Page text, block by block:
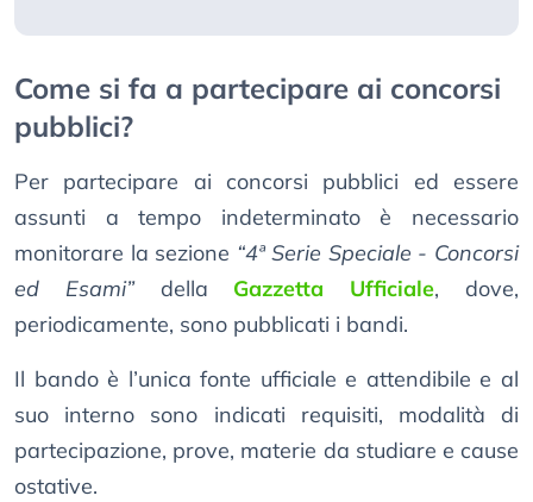
Come si fa a partecipare ai concorsi
pubblici?
Per partecipare ai concorsi pubblici ed essere
assunti a tempo indeterminato è necessario
monitorare la sezione “4ª Serie Speciale - Concorsi
ed Esami”della Gazzetta Ufficiale, dove,
periodicamente, sono pubblicati i bandi.
Il bando è l’unica fonte ufficiale e attendibile e al
suo interno sono indicati requisiti, modalità di
partecipazione, prove, materie da studiare e cause
ostative.